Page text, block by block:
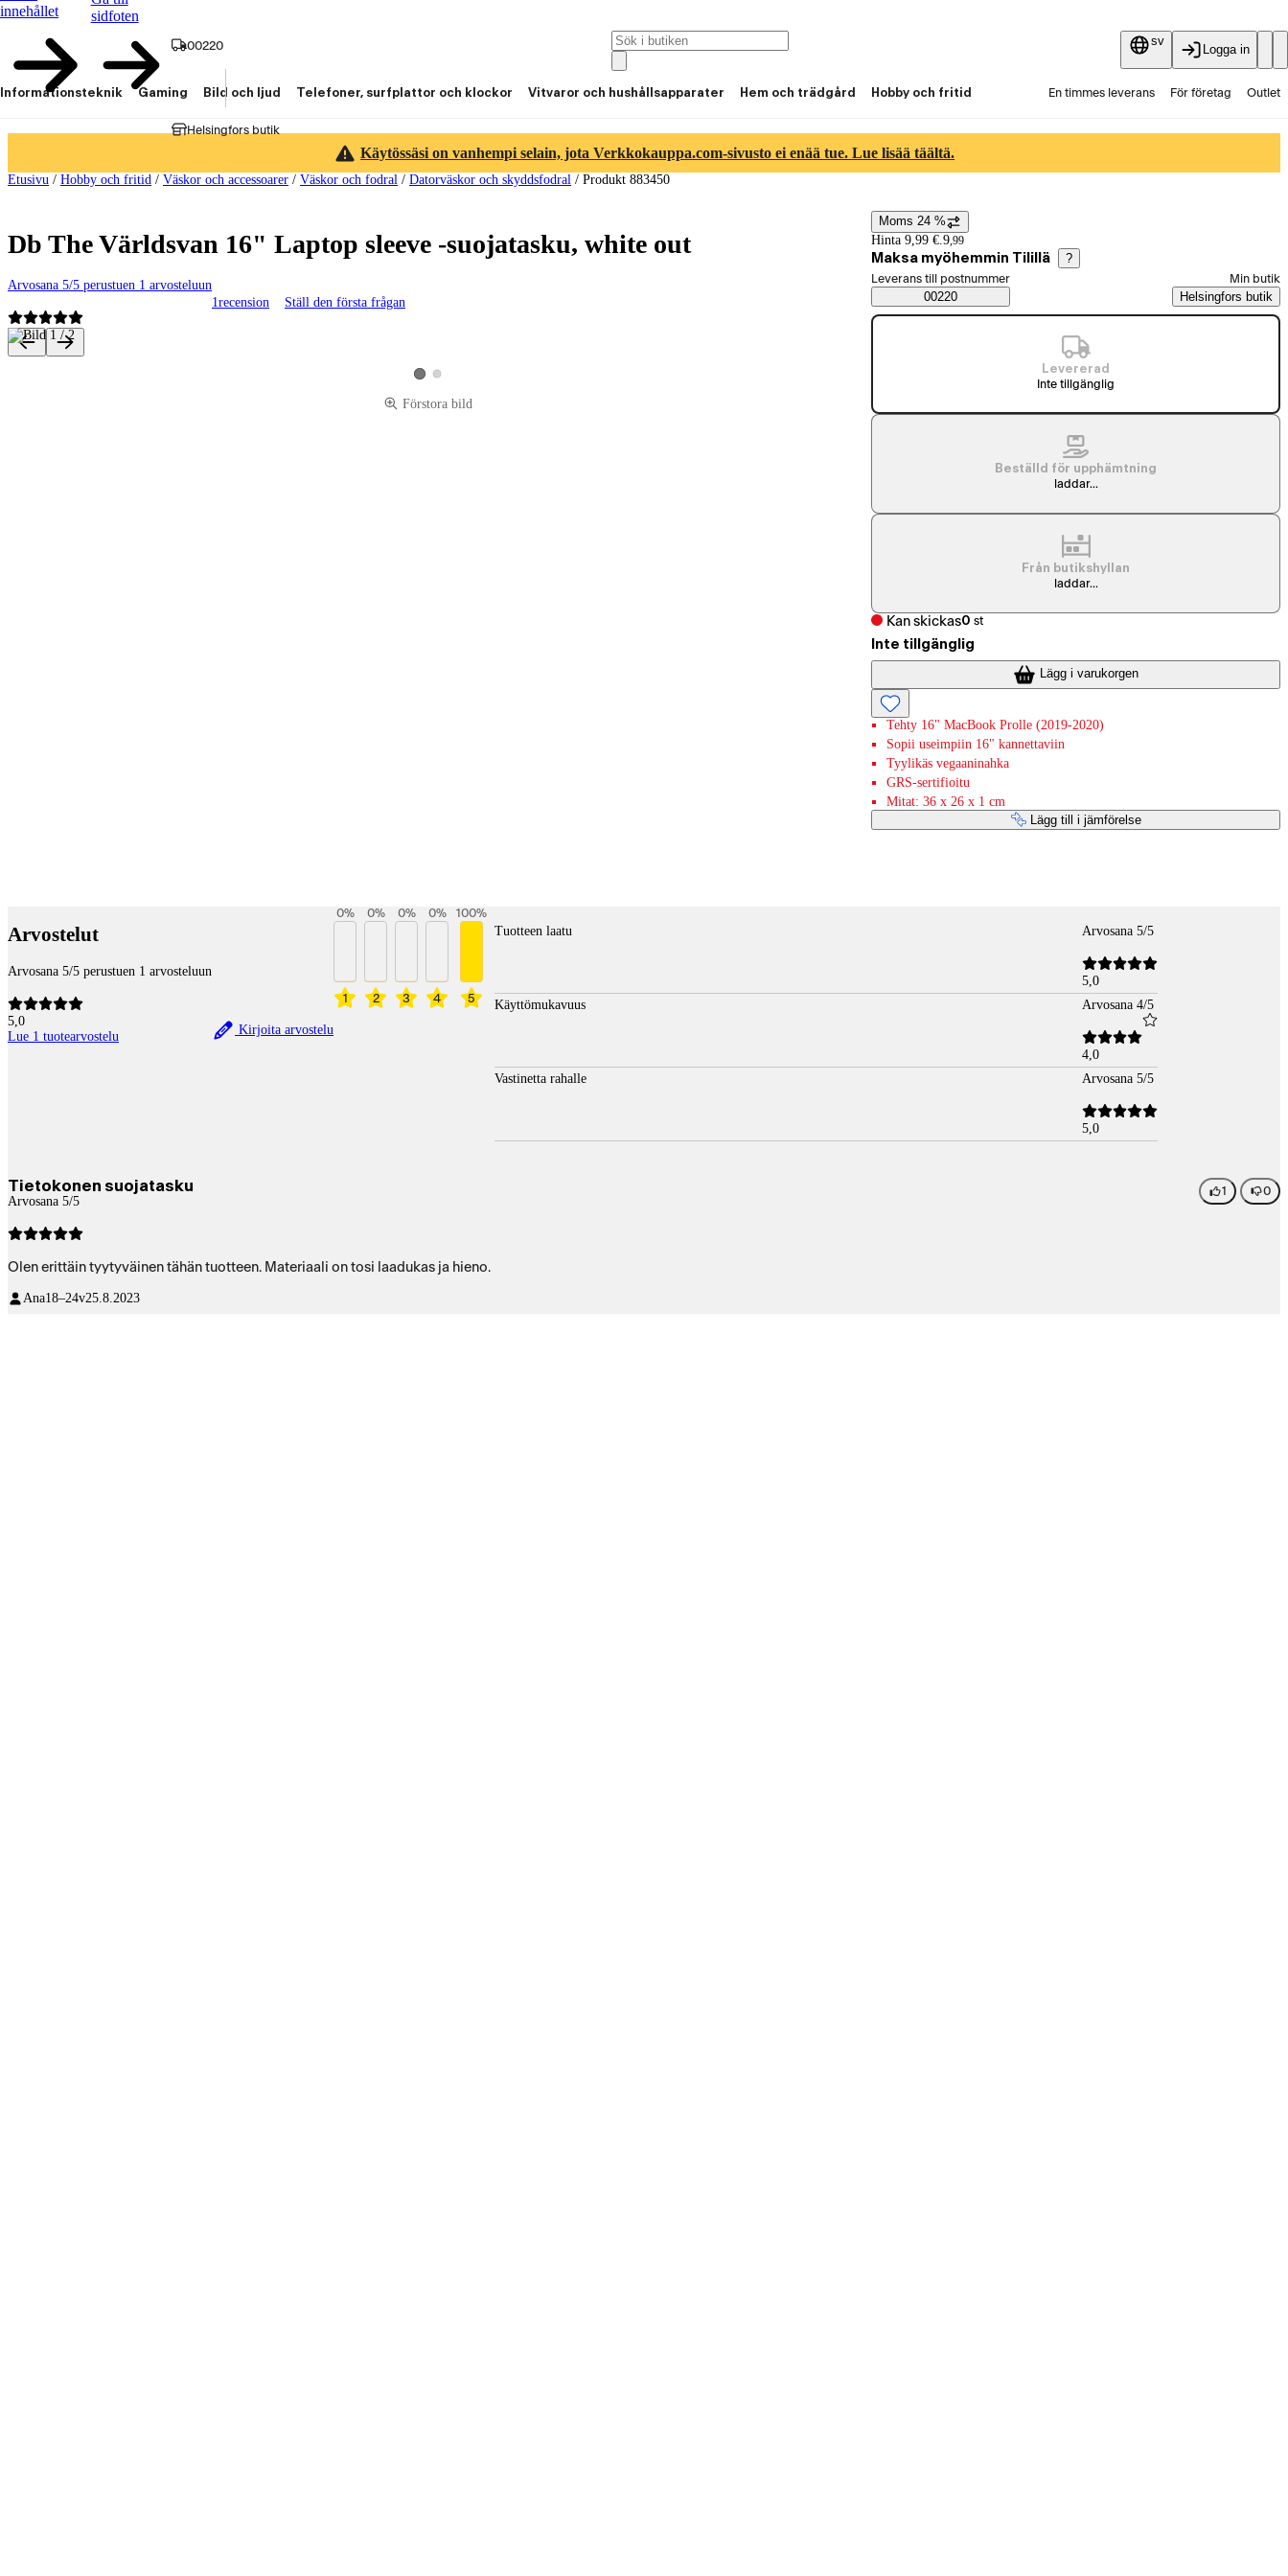
innehållet
sidfoten
00220
Helsingfors butik
sv
Logga in
Informationsteknik Gaming Bild och ljud Telefoner, surfplattor och klockor Vitvaror och hushållsapparater Hem och trädgård Hobby och fritid En timmes leverans För företag Outlet
Käytössäsi on vanhempi selain, jota Verkkokauppa.com-sivusto ei enää tue. Lue lisää täältä.
Etusivu / Hobby och fritid / Väskor och accessoarer / Väskor och fodral / Datorväskor och skyddsfodral / Produkt 883450
Db The Världsvan 16" Laptop sleeve -suojatasku, white out
Arvosana 5/5 perustuen 1 arvosteluun
1recension Ställ den första frågan
Produktbilder och videor
Visa produktbild 1
Visa produktbild 2
Förstora bild
Prisinformation
Moms 24 %
Hinta 9,99 €.9,99
Maksa myöhemmin Tilillä ?
Saatavuustiedot
Välj beställningssätt
Leverans till postnummer
00220
Min butik
Helsingfors butik
Levererad
Inte tillgänglig
Beställd för upphämtning
laddar...
Från butikshyllan
laddar...
Kan skickas0 st
Inte tillgänglig
Lägg i varukorgen
Tehty 16" MacBook Prolle (2019-2020)
Sopii useimpiin 16" kannettaviin
Tyylikäs vegaaninahka
GRS-sertifioitu
Mitat: 36 x 26 x 1 cm
Lägg till i jämförelse
Arvostelut
Arvosana 5/5 perustuen 1 arvosteluun
5,0
Lue 1 tuotearvostelu
Kirjoita arvostelu
1
0%
2
0%
3
0%
4
0%
5
100%
Tuotteen laatu Arvosana 5/5
5,0
Käyttömukavuus
Arvosana 4/5
4,0
Vastinetta rahalle
Arvosana 5/5
5,0
Tietokonen suojatasku
Arvosana 5/5
1 0
Olen erittäin tyytyväinen tähän tuotteen. Materiaali on tosi laadukas ja hieno.
Ana18–24v25.8.2023